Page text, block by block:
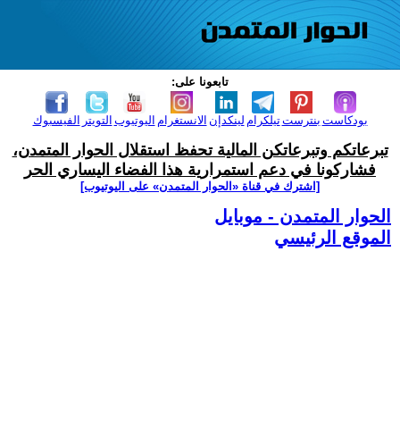
تابعونا على:
الفيسبوك التويتر اليوتيوب الانستغرام لينكدإن تيلكرامبنترست بودكاست
تبرعاتكم وتبرعاتكن المالية تحفظ استقلال الحوار المتمدن،
فشاركونا في دعم استمرارية هذا الفضاء اليساري الحر
[اشترك في قناة ‫«الحوار المتمدن» على اليوتيوب]
الحوار المتمدن - موبايل
الموقع الرئيسي